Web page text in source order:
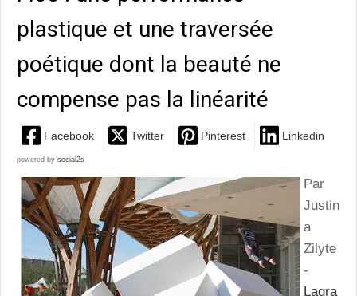
plastique et une traversée
poétique dont la beauté ne
compense pas la linéarité
Facebook Twitter Pinterest Linkedin
powered by social2s
Par
Justin
a
Zilyte
-
Lagra